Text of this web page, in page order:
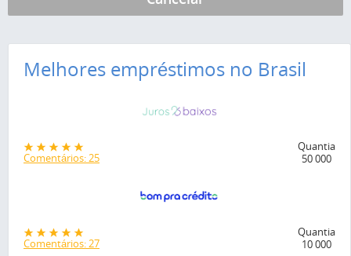
Melhores empréstimos no Brasil
Comentários: 25
Quantia
50 000
Comentários: 27
Quantia
10 000